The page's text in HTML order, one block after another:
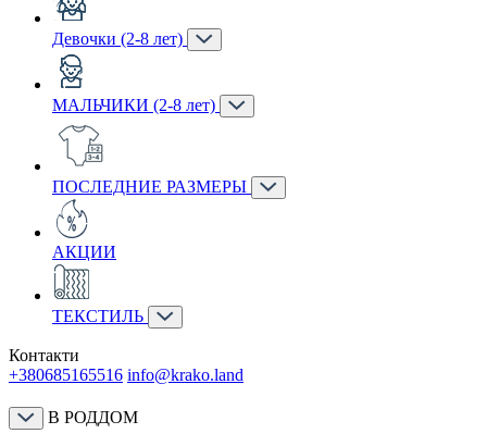
Девочки (2-8 лет)
МАЛЬЧИКИ (2-8 лет)
ПОСЛЕДНИЕ РАЗМЕРЫ
АКЦИИ
ТЕКСТИЛЬ
Контакти
+380685165516 info@krako.land
В РОДДОМ